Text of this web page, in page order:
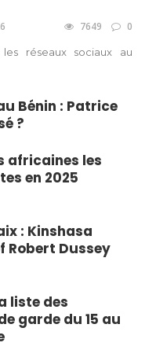
7649 0
réseaux sociaux au
Bénin : Patrice
?
africaines les
en 2025
: Kinshasa
Robert Dussey
liste des
garde du 15 au